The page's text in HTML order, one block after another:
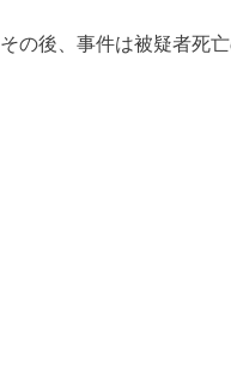
その後、事件は被疑者死